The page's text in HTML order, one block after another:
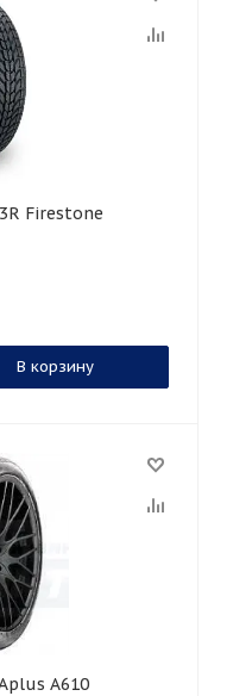
В корзину
Aplus A610